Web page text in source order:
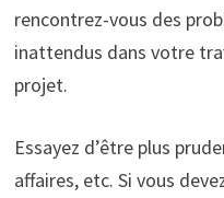
rencontrez-vous des
inattendus dans votre
projet.
Essayez d’être plus
affaires, etc. Si vous